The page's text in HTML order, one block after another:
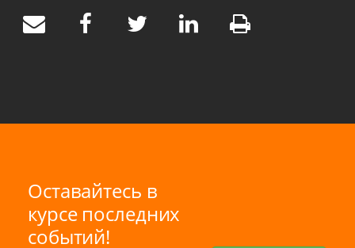
Оставайтесь в
курсе последних
событий!